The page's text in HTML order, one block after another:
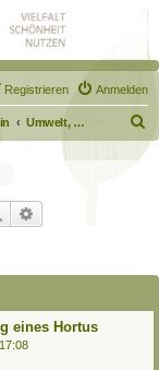
Anmelden
Registrieren
Umwelt, Klimawandel, Natur
u
Suche
eines Hortus